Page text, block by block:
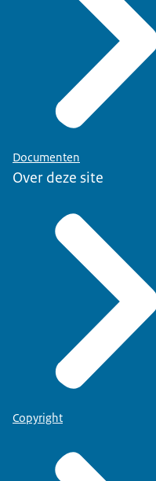
Documenten
Over deze site
Copyright